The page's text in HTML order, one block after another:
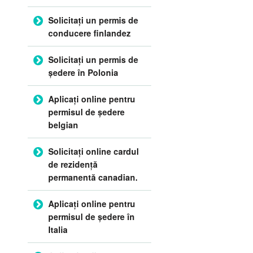
Solicitați un permis de
conducere finlandez
Solicitați un permis de
ședere în Polonia
Aplicați online pentru
permisul de ședere
belgian
Solicitați online cardul
de rezidență
permanentă canadian.
Aplicați online pentru
permisul de ședere în
Italia